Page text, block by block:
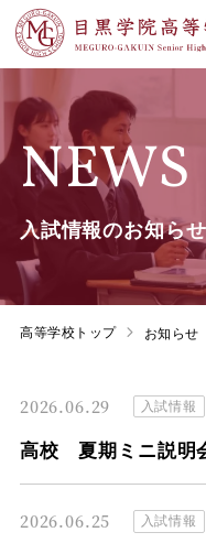
NEWS
入試情報のお知らせ
高等学校トップ お知らせ
2026.06.29 入試情報
高校 夏期ミニ説明
2026.06.25 入試情報